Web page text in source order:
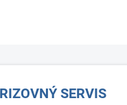
SERVIS